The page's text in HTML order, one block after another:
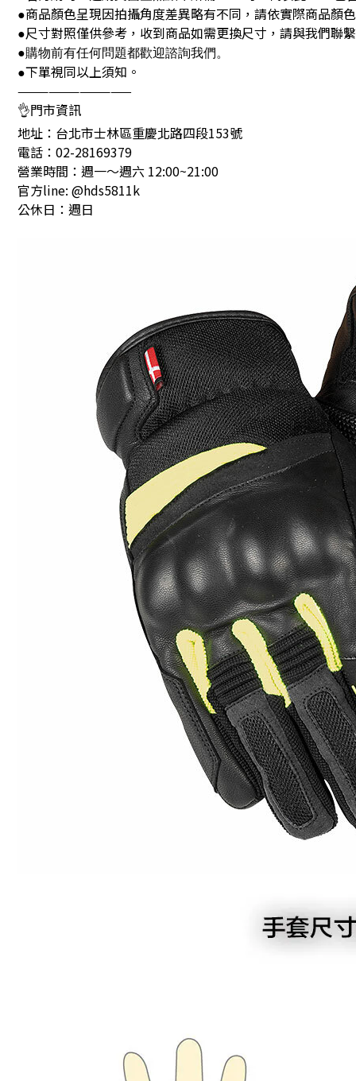
●商品顏色呈現因拍攝角度差異略有不同，請依實際商品顏
●尺寸對照僅供參考，收到商品如需更換尺寸，請與我們聯
●購物前有任何問題都歡迎諮詢我們。
●下單視同以上須知。
———————————
👌門市資訊
地址：台北市士林區重慶北路四段153號
電話：02-28169379
營業時間：週一～週六 12:00~21:00
官方line: @hds5811k
公休日：週日